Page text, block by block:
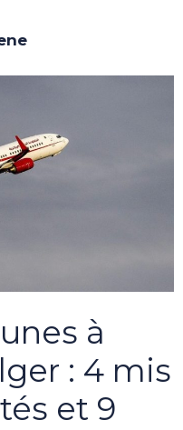
à
: 4 mis
et 9